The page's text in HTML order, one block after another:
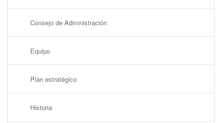
Consejo de Administración
Equipo
Plan estratégico
Historia